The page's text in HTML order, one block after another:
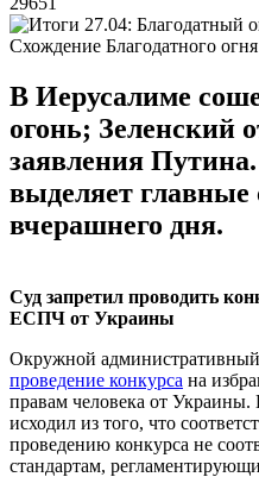
Схождение Благодатного
В Иерусалиме
огонь; Зеленский
заявления
выделяет главные
вчерашнего дня.
Суд запретил проводить
ЕСПЧ от Украины
Окружной
проведение конкурса на
правам человека от
исходил из того, что
проведению конкурса не
стандартам,